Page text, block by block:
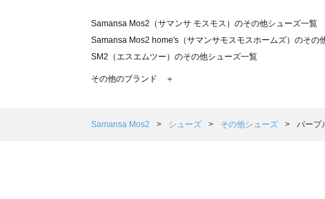
Samansa Mos2（サマンサ モスモス）のその他シューズ一覧
Samansa Mos2 home's（サマンサモスモスホームズ）のその
SM2（エスエムツー）のその他シューズ一覧
TSUHARU by Samansa Mos2（ツハルバイサマンサモスモス
Samansa Mos2 Lagom（サマンサモスモス ラーゴム）のその
その他のブランド ＋
Samansa Mos2 シューズ その他シューズ パープ